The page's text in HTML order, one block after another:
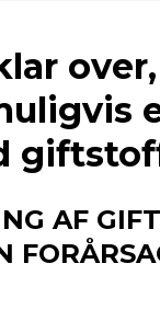
AF